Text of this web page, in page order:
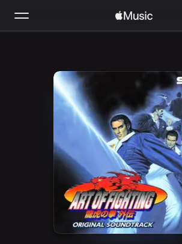
ホーム
新着おすすめ
ラジオ
Apple Musicをインストール